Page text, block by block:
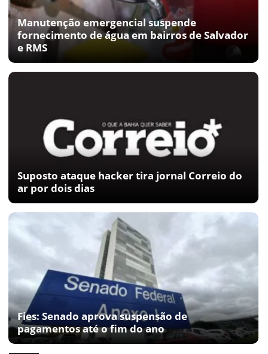
Manutenção emergencial suspende
fornecimento de água em bairros de Salvador
e RMS
Suposto ataque hacker tira jornal Correio do
ar por dois dias
Fies: Senado aprova suspensão de
pagamentos até o fim do ano